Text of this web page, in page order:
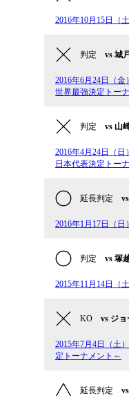
2016年10月15日（
判定 vs 城
2016年6月24日（
世界最強決定トー
判定 vs 山
2016年4月24日（
日本代表決定トー
延長判定
2016年1月17日（日
判定 vs 塚
2015年11月14日（
KO vs ジ
2015年7月4日（土
定トーナメント～
延長判定